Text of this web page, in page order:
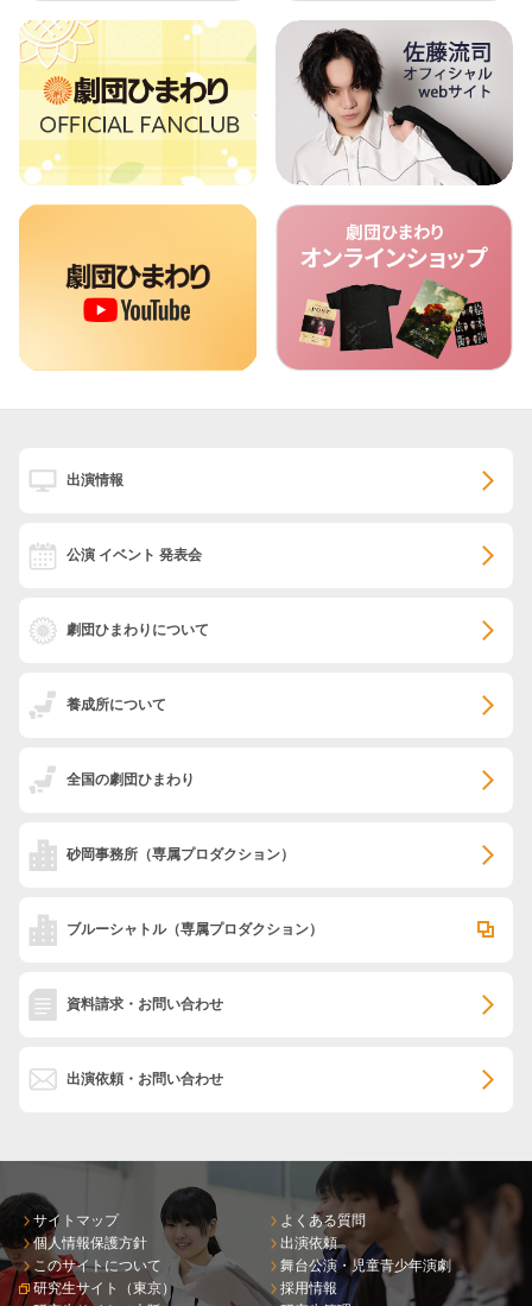
出演情報
公演 イベント 発表会
劇団ひまわりについて
養成所について
全国の劇団ひまわり
砂岡事務所 （専属プロダクション）
ブルーシャトル（専属プロダクション）
資料請求・お問い合わせ
出演依頼・お問い合わせ
サイトマップ
個人情報保護方針
このサイトについて
研究生サイト（東京）
よくある質問
出演依頼
舞台公演・児童青少年演劇
採用情報